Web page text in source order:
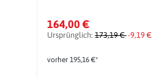
164,00 €
Ursprünglich: 173,19 €-9,19 €
vorher 195,16 €*